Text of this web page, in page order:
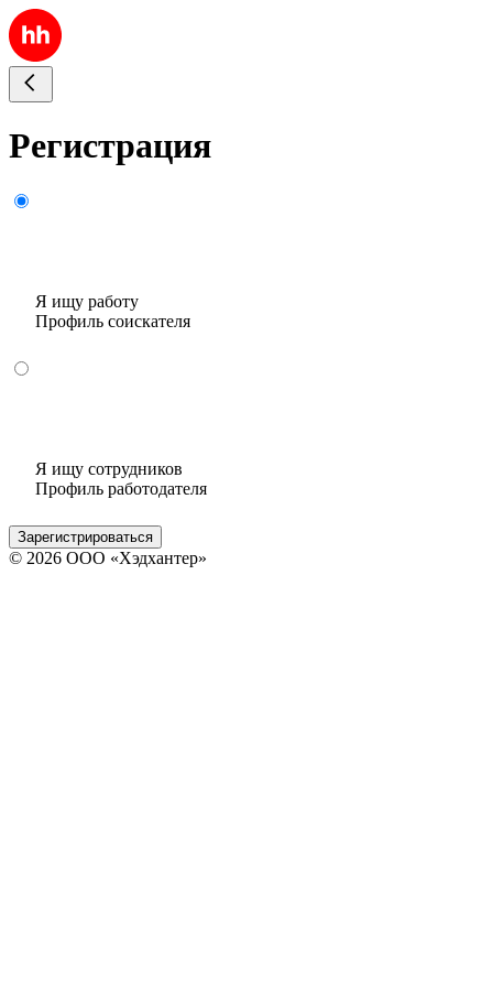
Регистрация
Я ищу работу
Профиль соискателя
Я ищу сотрудников
Профиль работодателя
Зарегистрироваться
© 2026 ООО «Хэдхантер»